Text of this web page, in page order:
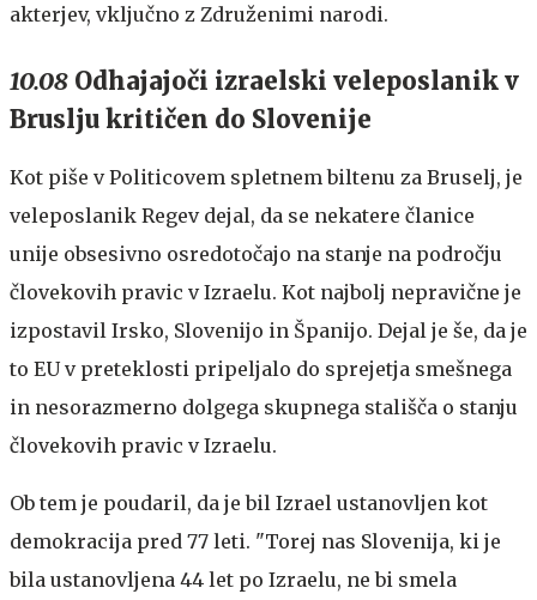
akterjev, vključno z Združenimi narodi.
10.08 Odhajajoči izraelski veleposlanik v
Bruslju kritičen do Slovenije
Kot piše v Politicovem spletnem biltenu za Bruselj, je
veleposlanik Regev dejal, da se nekatere članice
unije obsesivno osredotočajo na stanje na področju
človekovih pravic v Izraelu. Kot najbolj nepravične je
izpostavil Irsko, Slovenijo in Španijo. Dejal je še, da je
to EU v preteklosti pripeljalo do sprejetja smešnega
in nesorazmerno dolgega skupnega stališča o stanju
človekovih pravic v Izraelu.
Ob tem je poudaril, da je bil Izrael ustanovljen kot
demokracija pred 77 leti. "Torej nas Slovenija, ki je
bila ustanovljena 44 let po Izraelu, ne bi smela